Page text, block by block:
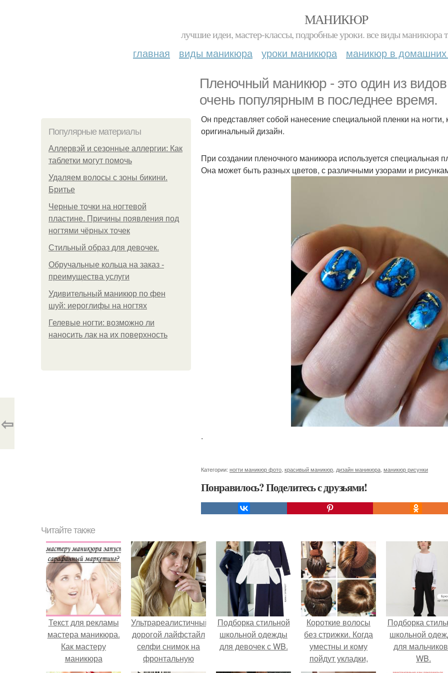
МАНИКЮР
лучшие идеи, мастер-классы, подробные уроки. все виды маникюра
главная виды маникюра уроки маникюра маникюр в домашних
Пленочный маникюр - это один из
очень популярным в последнее время.
Популярные материалы
Аллервэй и сезонные аллергии: Как
таблетки могут помочь
Удаляем волосы с зоны бикини.
Бритье
Черные точки на ногтевой
пластине. Причины появления под
ногтями чёрных точек
Стильный образ для девочек.
Обручальные кольца на заказ -
преимущества услуги
Удивительный маникюр по фен
шуй: иероглифы на ногтях
Гелевые ногти: возможно ли
наносить лак на их поверхность
Он представляет собой нанесение специальной пленки на ногти,
оригинальный дизайн.
При создании пленочного маникюра используется специальная
Она может быть разных цветов, с различными узорами и
.
Категории: ногти маникюр фото красивый маникюр дизайн маникюра маникюр рисунки
Понравилось? Поделитесь с друзьями!
⇦
Читайте также
Текст для рекламы
мастера маникюра.
Как мастеру
маникюра
запустить
Ультрареалистичный
дорогой лайфстайл
селфи снимок на
фронтальную
камеру.
Подборка стильной
школьной одежды
для девочек с WB.
Короткие волосы
без стрижки. Когда
уместны и кому
пойдут укладки,
зрительно
Подборка
школьной
для
WB.